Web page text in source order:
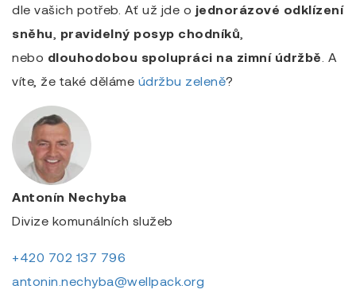
dle vašich potřeb. Ať už jde o jednorázové odklízení
sněhu
pravidelný posyp chodníků
nebo dlouhodobou spolupráci na zimní údržbě . A
víte, že také děláme údržbu zeleně?
Antonín Nechyba
Divize komunálních služeb
+420 702 137 796
antonin.nechyba@wellpack.org